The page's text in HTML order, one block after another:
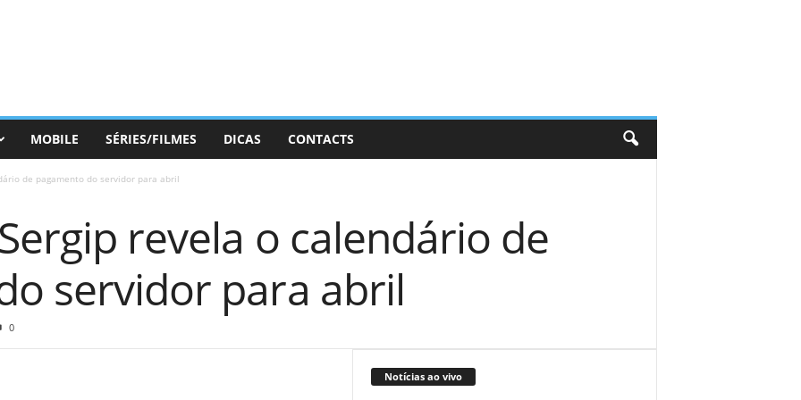
MOBILE SÉRIES/FILMES DICAS CONTACTS
de pagamento do servidor para abril
revela o calendário de
servidor para abril
0
Notícias ao vivo